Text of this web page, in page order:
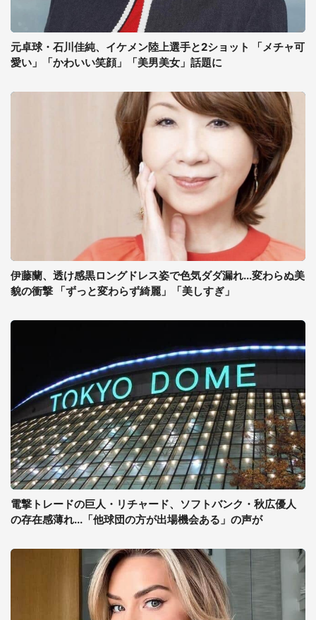
元卓球・石川佳純、イケメン陸上選手と2ショット 「メチャ可
愛い」「かわいい笑顔」「美男美女」話題に
伊藤蘭、透け感黒ロングドレス姿で色気ダダ漏れ...変わらぬ美
貌の衝撃 「ずっと変わらず綺麗」「美しすぎ」
電撃トレードの巨人・リチャード、ソフトバンク・秋広優人
の存在感薄れ...「他球団の方が出場機会ある」の声が